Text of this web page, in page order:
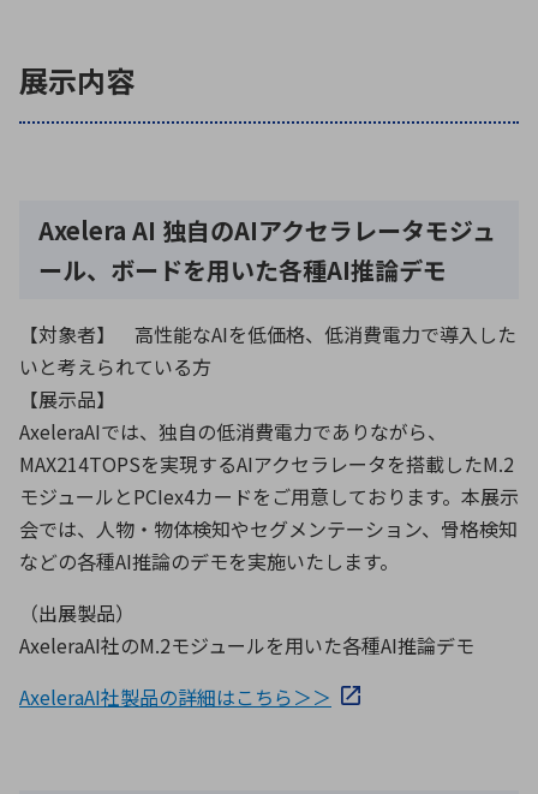
半導体・電子部品小ロット
展示内容
Axelera AI 独自のAIアクセラレータモジュ
ール、ボードを用いた各種AI推論デモ
【対象者】 高性能なAIを低価格、低消費電力で導入した
いと考えられている方
【展示品】
AxeleraAIでは、独自の低消費電力でありながら、
MAX214TOPSを実現するAIアクセラレータを搭載したM.2
モジュールとPCIex4カードをご用意しております。本展示
会では、人物・物体検知やセグメンテーション、骨格検知
などの各種AI推論のデモを実施いたします。
（出展製品）
AxeleraAI社のM.2モジュールを用いた各種AI推論デモ
AxeleraAI社製品の詳細はこちら＞＞